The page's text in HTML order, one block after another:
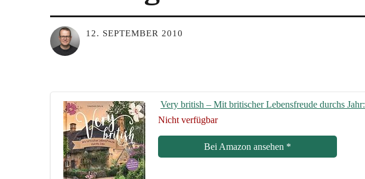
12. SEPTEMBER 2010
Very bri­tish – Mit bri­ti­scher Lebens­freu­de durchs
Nicht ver­füg­bar
Bei Ama­zon anse­hen *